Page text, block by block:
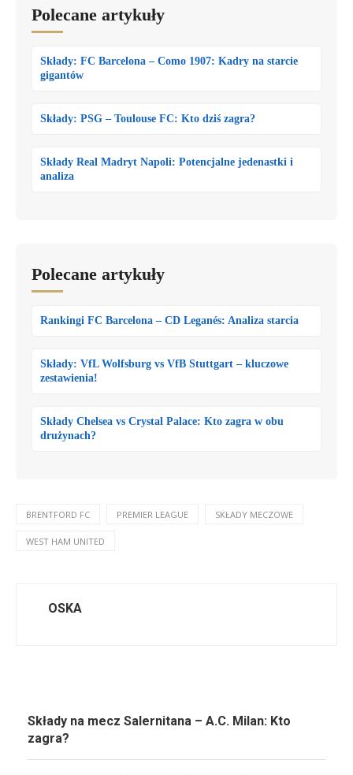
Polecane artykuły
Składy: FC Barcelona – Como 1907: Kadry na starcie
gigantów
Składy: PSG – Toulouse FC: Kto dziś zagra?
Składy Real Madryt Napoli: Potencjalne jedenastki i
analiza
Polecane artykuły
Rankingi FC Barcelona – CD Leganés: Analiza starcia
Składy: VfL Wolfsburg vs VfB Stuttgart – kluczowe
zestawienia!
Składy Chelsea vs Crystal Palace: Kto zagra w obu
drużynach?
BRENTFORD FC PREMIER LEAGUE SKŁADY MECZOWE
WEST HAM UNITED
OSKA
Składy na mecz Salernitana – A.C. Milan: Kto
zagra?